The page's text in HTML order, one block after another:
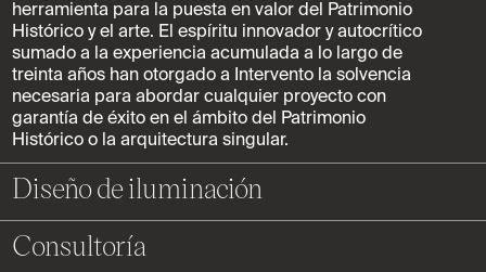
herramienta para la puesta en valor del Patrimonio
Histórico y el arte. El espíritu innovador y autocrítico
sumado a la experiencia acumulada a lo largo de
treinta años han otorgado a Intervento la solvencia
necesaria para abordar cualquier proyecto con
garantía de éxito en el ámbito del Patrimonio
Histórico o la arquitectura singular.
Diseño de iluminación
Intervento cuenta con un sólido equipo de diseño
independiente experto en urbanismo de la luz y pionero
Consultoría